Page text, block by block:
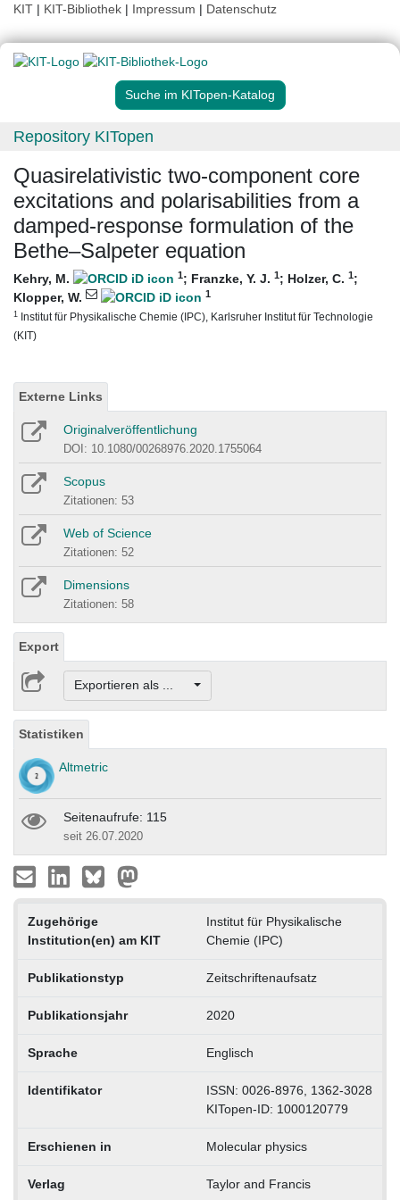
KIT | KIT-Bibliothek | Impressum | Datenschutz
Suche im KITopen-Katalog
Repository KITopen
Quasirelativistic two-component core
excitations and polarisabilities from a
damped-response formulation of the
Bethe–Salpeter equation
Kehry, M. 1; Franzke, Y. J. 1; Holzer, C. 1;
Klopper, W.
1
1 Institut für Physikalische Chemie (IPC), Karlsruher Institut für Technologie
(KIT)
Externe Links
Originalveröffentlichung
DOI: 10.1080/00268976.2020.1755064
Scopus
Zitationen: 53
Web of Science
Zitationen: 52
Dimensions
Zitationen: 58
Export
Exportieren als ...
Statistiken
Altmetric
Seitenaufrufe: 115
seit 26.07.2020
Zugehörige
Institution(en) am KIT
Institut für Physikalische
Chemie (IPC)
Publikationstyp Zeitschriftenaufsatz
Publikationsjahr 2020
Sprache Englisch
Identifikator
ISSN: 0026-8976, 1362-3028
KITopen-ID: 1000120779
Erschienen in Molecular physics
Verlag Taylor and Francis